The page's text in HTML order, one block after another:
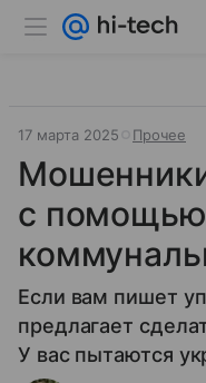
17 марта 2025 Прочее
с помощью
Если вам пишет
предлагает
У вас пытаются